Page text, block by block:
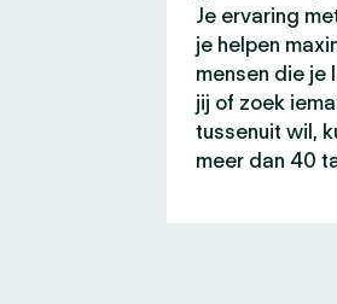
Je ervaring
je helpen
mensen die je
jij of zoek
tussenuit wil,
meer dan 40